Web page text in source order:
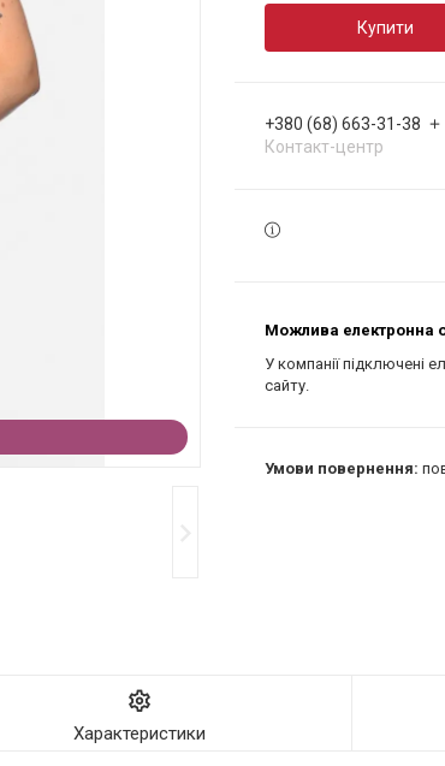
Купити
+380 (68) 663-31-38
Контакт-центр
У компанії підключені
сайту.
Характеристики